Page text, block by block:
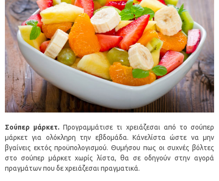
Σούπερ μάρκετ. Προγραμμάτισε τι χρειάζεσαι από το σούπερ
μάρκετ για ολόκληρη την εβδομάδα. Κάνελίστα ώστε να μην
βγαίνεις εκτός προϋπολογισμού. Θυμήσου πως οι συχνές βόλτες
στο σούπερ μάρκετ χωρίς λίστα, θα σε οδηγούν στην αγορά
πραγμάτων που δε χρειάζεσαι πραγματικά.